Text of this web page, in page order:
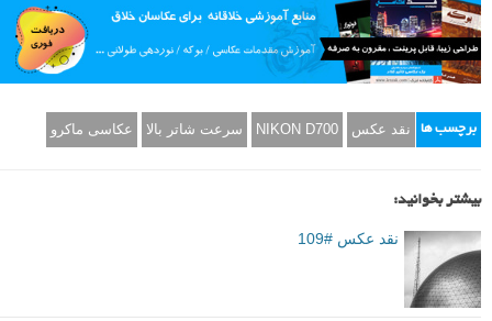
برچسب ها نقد عکس NIKON D700 سرعت شاتر بالا عکاسی ماکرو
بیشتر بخوانید:
نقد عکس #109